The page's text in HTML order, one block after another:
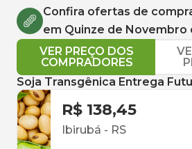
Confira ofertas de
em Quinze de Novembro
VER PREÇO DOS
COMPRADORES
Soja Transgênica Entrega
R$ 138,45
Ibirubá - RS